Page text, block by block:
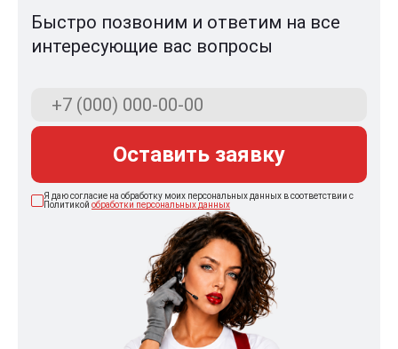
Быстро позвоним и ответим на все
интересующие вас вопросы
Оставить заявку
Я даю согласие на обработку моих персональных данных в соответствии с
Политикой обработки персональных данных